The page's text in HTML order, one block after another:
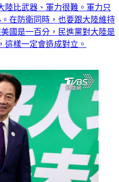
陸比武器、軍力很難。軍力只
在防衛同時，也要跟大陸維持
國是一百分，民進黨對大陸是
這樣一定會造成對立。